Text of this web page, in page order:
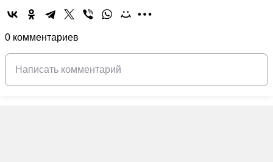
0 комментариев